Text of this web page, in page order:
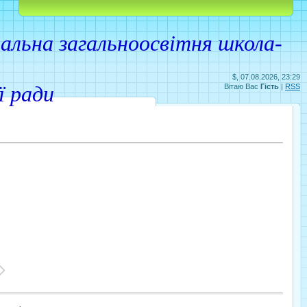
$, 07.08.2026, 23:29
Вітаю Вас Гість | RSS
загальноосвітня школа-
ради